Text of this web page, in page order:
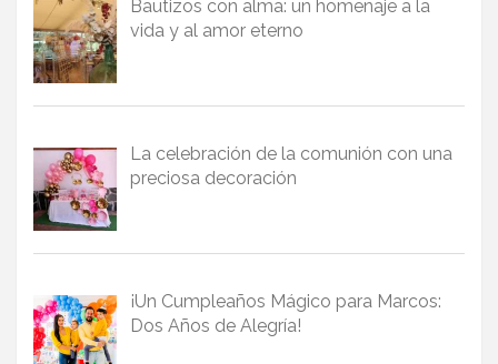
Bautizos con alma: un homenaje a la
vida y al amor eterno
La celebración de la comunión con una
preciosa decoración
¡Un Cumpleaños Mágico para Marcos:
Dos Años de Alegría!